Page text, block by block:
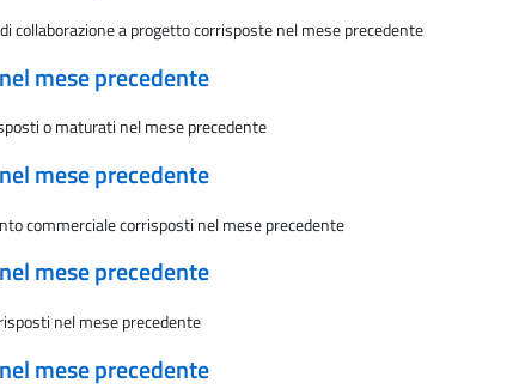
a progetto corrisposte nel mese precedente
mese precedente
o maturati nel mese precedente
mese precedente
commerciale corrisposti nel mese precedente
mese precedente
nel mese precedente
mese precedente